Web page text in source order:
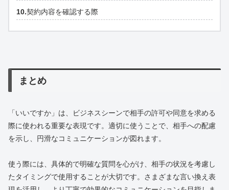
契約内容を確認する際
まとめ
「いいですか」は、ビジネスシーンで相手の許可や同意を求める
際に使われる重要な表現です。適切に使うことで、相手への配慮
を示し、円滑なコミュニケーションが図れます。
使う際には、具体的で明確な質問を心がけ、相手の状況を考慮し
たタイミングで使用することが大切です。さまざまな言い換え表